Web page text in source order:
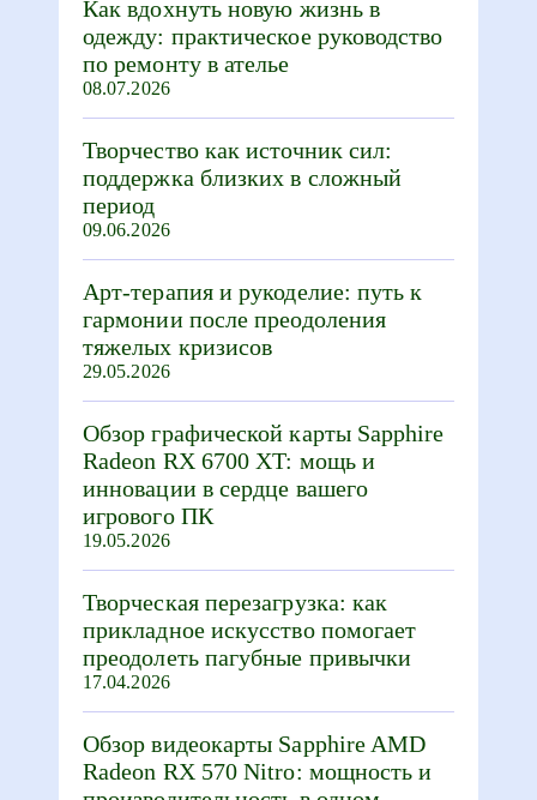
Как вдохнуть новую жизнь в
одежду: практическое руководство
по ремонту в ателье
08.07.2026
Творчество как источник сил:
поддержка близких в сложный
период
09.06.2026
Арт-терапия и рукоделие: путь к
гармонии после преодоления
тяжелых кризисов
29.05.2026
Обзор графической карты Sapphire
Radeon RX 6700 XT: мощь и
инновации в сердце вашего
игрового ПК
19.05.2026
Творческая перезагрузка: как
прикладное искусство помогает
преодолеть пагубные привычки
17.04.2026
Обзор видеокарты Sapphire AMD
Radeon RX 570 Nitro: мощность и